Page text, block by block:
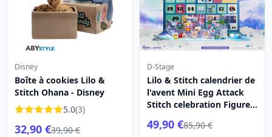
Disney
Boîte à cookies Lilo &
Stitch Ohana - Disney
5.0(3)
32,90 €39,90 €
D-Stage
Lilo & Stitch calendrier de
l'avent Mini Egg Attack
Stitch celebration Figure
49,90 €85,90 €